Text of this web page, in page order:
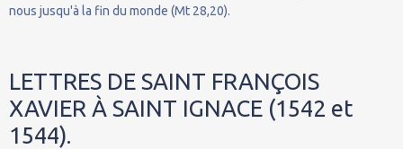
nous jusqu'à la fin du monde (Mt 28,20).
LETTRES DE SAINT FRANÇOIS
XAVIER À SAINT IGNACE (1542 et
1544).